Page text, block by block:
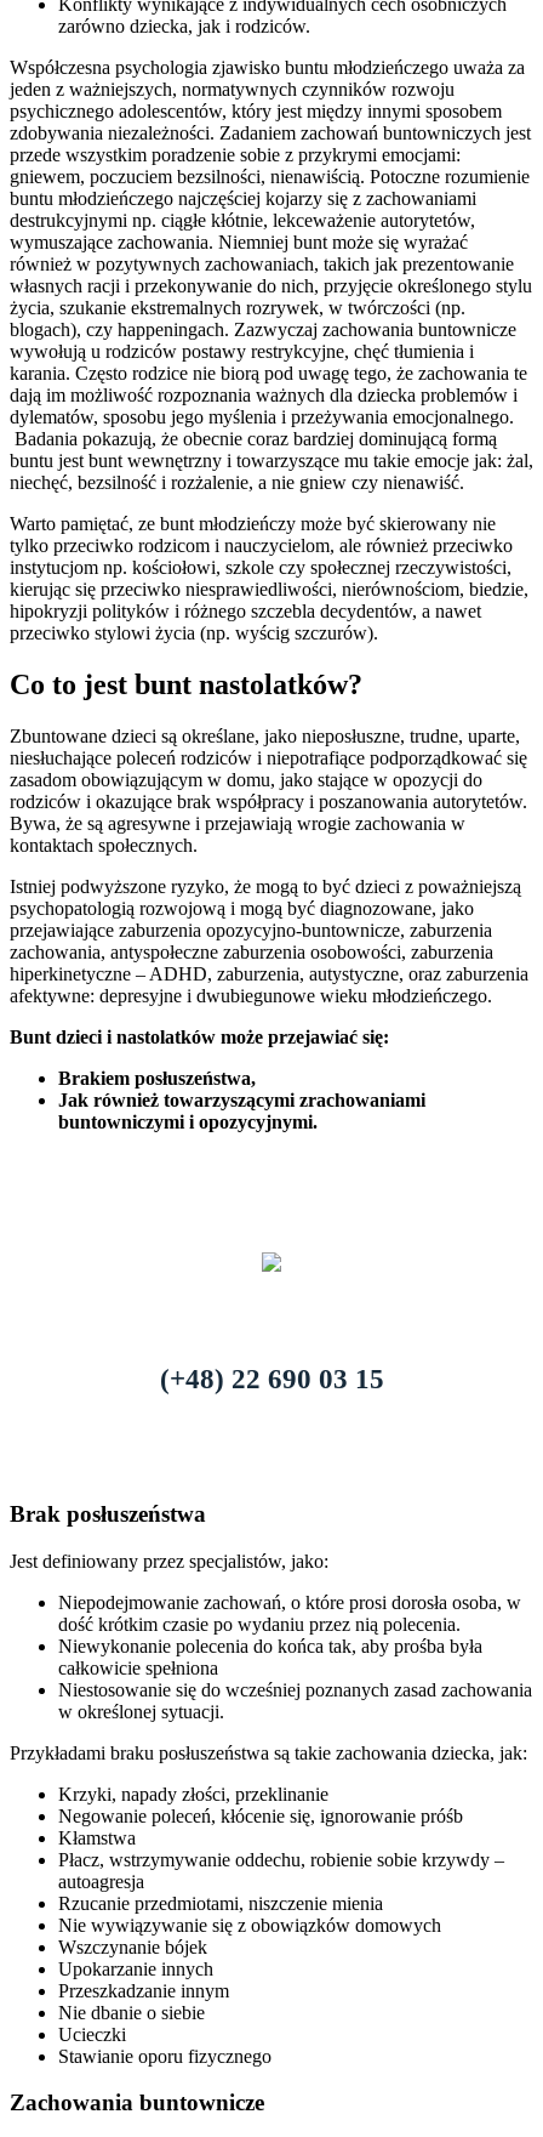
Konflikty wynikające z indywidualnych cech osobniczych
zarówno dziecka, jak i rodziców.
Współczesna psychologia zjawisko buntu młodzieńczego uważa za
jeden z ważniejszych, normatywnych czynników rozwoju
psychicznego adolescentów, który jest między innymi sposobem
zdobywania niezależności. Zadaniem zachowań buntowniczych jest
przede wszystkim poradzenie sobie z przykrymi emocjami:
gniewem, poczuciem bezsilności, nienawiścią. Potoczne rozumienie
buntu młodzieńczego najczęściej kojarzy się z zachowaniami
destrukcyjnymi np. ciągłe kłótnie, lekceważenie autorytetów,
wymuszające zachowania. Niemniej bunt może się wyrażać
również w pozytywnych zachowaniach, takich jak prezentowanie
własnych racji i przekonywanie do nich, przyjęcie określonego stylu
życia, szukanie ekstremalnych rozrywek, w twórczości (np.
blogach), czy happeningach. Zazwyczaj zachowania buntownicze
wywołują u rodziców postawy restrykcyjne, chęć tłumienia i
karania. Często rodzice nie biorą pod uwagę tego, że zachowania te
dają im możliwość rozpoznania ważnych dla dziecka problemów i
dylematów, sposobu jego myślenia i przeżywania emocjonalnego.
Badania pokazują, że obecnie coraz bardziej dominującą formą
buntu jest bunt wewnętrzny i towarzyszące mu takie emocje jak: żal,
niechęć, bezsilność i rozżalenie, a nie gniew czy nienawiść.
Warto pamiętać, ze bunt młodzieńczy może być skierowany nie
tylko przeciwko rodzicom i nauczycielom, ale również przeciwko
instytucjom np. kościołowi, szkole czy społecznej rzeczywistości,
kierując się przeciwko niesprawiedliwości, nierównościom, biedzie,
hipokryzji polityków i różnego szczebla decydentów, a nawet
przeciwko stylowi życia (np. wyścig szczurów).
Co to jest bunt nastolatków?
Zbuntowane dzieci są określane, jako nieposłuszne, trudne, uparte,
niesłuchające poleceń rodziców i niepotrafiące podporządkować się
zasadom obowiązującym w domu, jako stające w opozycji do
rodziców i okazujące brak współpracy i poszanowania autorytetów.
Bywa, że są agresywne i przejawiają wrogie zachowania w
kontaktach społecznych.
Istniej podwyższone ryzyko, że mogą to być dzieci z poważniejszą
psychopatologią rozwojową i mogą być diagnozowane, jako
przejawiające zaburzenia opozycyjno-buntownicze, zaburzenia
zachowania, antyspołeczne zaburzenia osobowości, zaburzenia
hiperkinetyczne – ADHD, zaburzenia, autystyczne, oraz zaburzenia
afektywne: depresyjne i dwubiegunowe wieku młodzieńczego.
Bunt dzieci i nastolatków może przejawiać się:
Brakiem posłuszeństwa,
Jak również towarzyszącymi zrachowaniami
buntowniczymi i opozycyjnymi.
(+48) 22 690 03 15
Brak posłuszeństwa
Jest definiowany przez specjalistów, jako:
Niepodejmowanie zachowań, o które prosi dorosła osoba, w
dość krótkim czasie po wydaniu przez nią polecenia.
Niewykonanie polecenia do końca tak, aby prośba była
całkowicie spełniona
Niestosowanie się do wcześniej poznanych zasad zachowania
w określonej sytuacji.
Przykładami braku posłuszeństwa są takie zachowania dziecka, jak:
Krzyki, napady złości, przeklinanie
Negowanie poleceń, kłócenie się, ignorowanie próśb
Kłamstwa
Płacz, wstrzymywanie oddechu, robienie sobie krzywdy –
autoagresja
Rzucanie przedmiotami, niszczenie mienia
Nie wywiązywanie się z obowiązków domowych
Wszczynanie bójek
Upokarzanie innych
Przeszkadzanie innym
Nie dbanie o siebie
Ucieczki
Stawianie oporu fizycznego
Zachowania buntownicze